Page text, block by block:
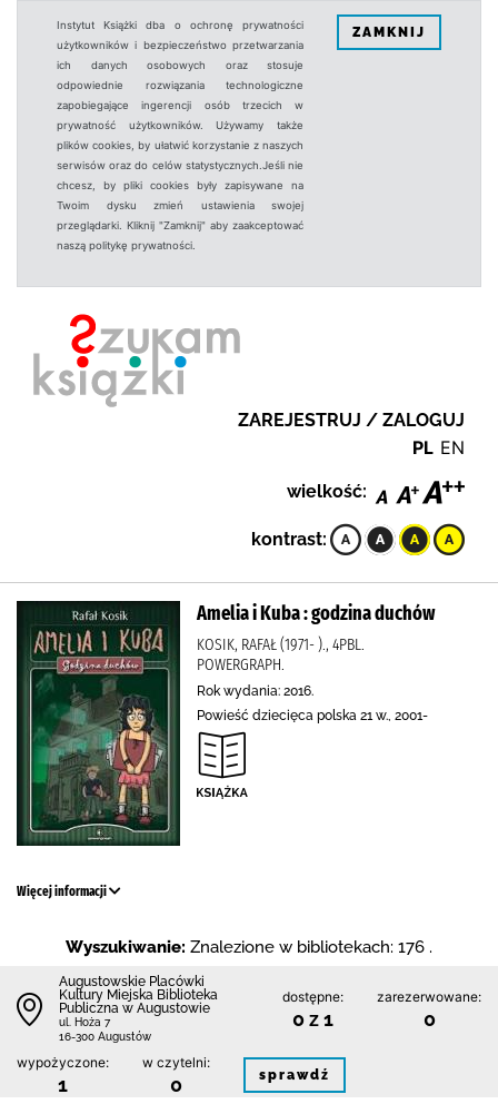
Instytut Książki dba o ochronę prywatności
użytkowników i bezpieczeństwo przetwarzania
ich danych osobowych oraz stosuje
odpowiednie rozwiązania technologiczne
zapobiegające ingerencji osób trzecich w
prywatność użytkowników. Używamy także
plików cookies, by ułatwić korzystanie z naszych
serwisów oraz do celów statystycznych.Jeśli nie
chcesz, by pliki cookies były zapisywane na
Twoim dysku zmień ustawienia swojej
przeglądarki. Kliknij "Zamknij" aby zaakceptować
naszą politykę prywatności.
ZAMKNIJ
ZAREJESTRUJ / ZALOGUJ
PL EN
wielkość:
kontrast:
Amelia i Kuba : godzina duchów
KOSIK, RAFAŁ (1971- )., 4PBL.
POWERGRAPH.
Rok wydania: 2016.
Powieść dziecięca polska 21 w., 2001-
Więcej informacji
Wyszukiwanie: Znalezione w bibliotekach: 176 .
Augustowskie Placówki
Kultury Miejska Biblioteka
Publiczna w Augustowie
ul. Hoża 7
16-300 Augustów
dostępne:
0 z 1
zarezerwowane:
0
wypożyczone:
1
w czytelni:
0 sprawdź